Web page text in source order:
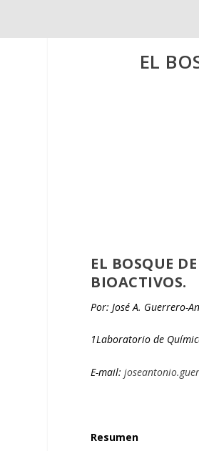
EL
EL BOSQUE
BIOACTIVOS.
Por: José A. Guerrero-
1Laboratorio de
E-mail:
Resumen